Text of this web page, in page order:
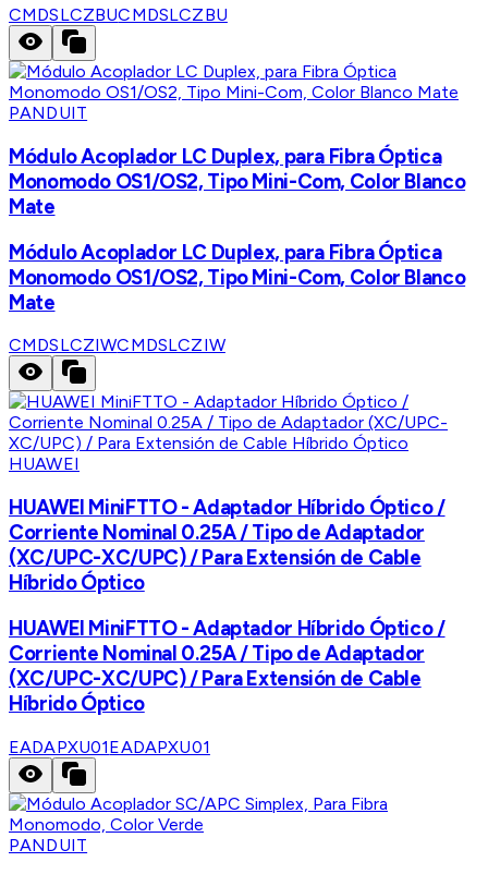
CMDSLCZBUCMDSLCZBU
PANDUIT
Módulo Acoplador LC Duplex, para Fibra Óptica
Monomodo OS1/OS2, Tipo Mini-Com, Color Blanco
Mate
Módulo Acoplador LC Duplex, para Fibra Óptica
Monomodo OS1/OS2, Tipo Mini-Com, Color Blanco
Mate
CMDSLCZIWCMDSLCZIW
HUAWEI
HUAWEI MiniFTTO - Adaptador Híbrido Óptico /
Corriente Nominal 0.25A / Tipo de Adaptador
(XC/UPC-XC/UPC) / Para Extensión de Cable
Híbrido Óptico
HUAWEI MiniFTTO - Adaptador Híbrido Óptico /
Corriente Nominal 0.25A / Tipo de Adaptador
(XC/UPC-XC/UPC) / Para Extensión de Cable
Híbrido Óptico
EADAPXU01EADAPXU01
PANDUIT